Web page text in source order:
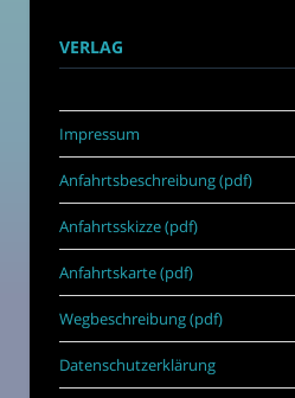
VERLAG
Impressum
Anfahrtsbeschreibung (pdf)
Anfahrtsskizze (pdf)
Anfahrtskarte (pdf)
Wegbeschreibung (pdf)
Datenschutzerklärung